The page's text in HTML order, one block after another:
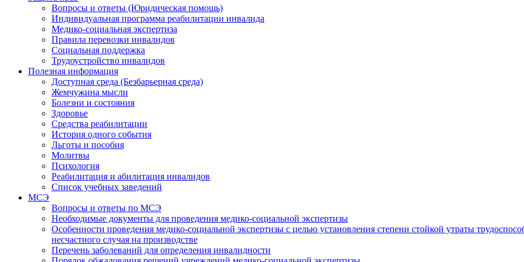
Вопросы и ответы (Юридическая помощь)
Индивидуальная программа реабилитации инвалида
Медико-социальная экспертиза
Правила перевозки инвалидов
Социальная поддержка
Трудоустройство инвалидов
Полезная информация
Доступная среда (Безбарьерная среда)
Жемчужина мысли
Болезни и состояния
Здоровье
Средства реабилитации
История одного события
Льготы и пособия
Молитвы
Психология
Реабилитация и абилитация инвалидов
Список учебных заведений
МСЭ
Вопросы и ответы по МСЭ
Необходимые документы для проведения медико-социальной экспертизы
Особенности проведения медико-социальной экспертизы с целью установления степени стойкой утраты
несчастного случая на производстве
Перечень заболеваний для определения инвалидности